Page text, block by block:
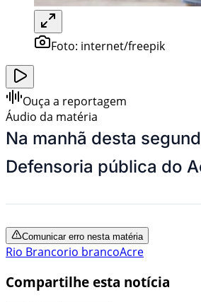
Foto: internet/freepik
Ouça a reportagem
Áudio da matéria
Na manhã desta
Defensoria pública do
Comunicar erro nesta matéria
Rio Brancorio brancoAcre
Compartilhe esta notícia